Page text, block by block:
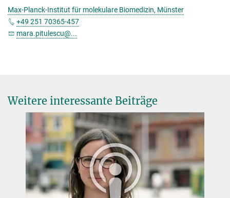
Max-Planck-Institut für molekulare Biomedizin, Münster
+49 251 70365-457
mara.pitulescu@...
Weitere interessante Beiträge